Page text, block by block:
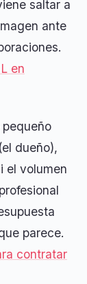
saltar a
ante
en
dueño),
el volumen
parece.
contratar